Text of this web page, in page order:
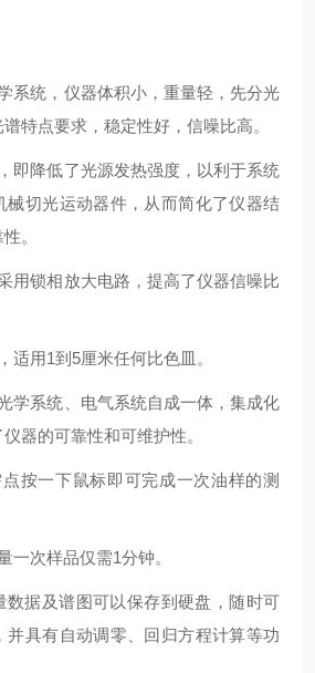
系统，仪器体积小，重量轻，先分光
特点要求，稳定性好，信噪比高。
即降低了光源发热强度，以利于系统
械切光运动器件，从而简化了仪器结
。
用锁相放大电路，提高了仪器信噪比
适用1到 5厘米任何比色皿。
学系统、电气系统自成一体，集成化
器的可靠性和可维护性。
点按一下鼠标即可完成一次油样的测
一次样品仅需1分钟。
数据及谱图可以保存到硬盘，随时可
并具有自动调零、回归方程计算等功